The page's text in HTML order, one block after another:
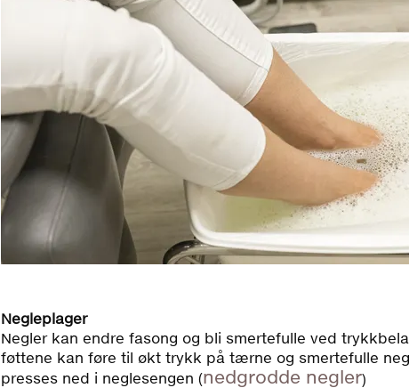
Negleplager
Negler kan endre fasong og bli smertefulle ved
føttene kan føre til økt trykk på tærne og smertefulle
presses ned i neglesengen (nedgrodde negler)